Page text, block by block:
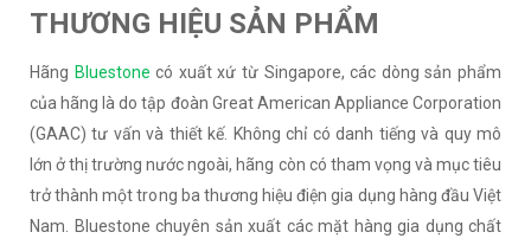
THƯƠNG HIỆU SẢN PHẨM
Hãng Bluestonecó xuất xứ từ Singapore, các dòng sản phẩm
của hãng là do tập đoàn Great American Appliance Corporation
(GAAC) tư vấn và thiết kế. Không chỉ có danh tiếng và quy mô
lớn ở thị trường nước ngoài, hãng còn có tham vọng và mục tiêu
trở thành một trong ba thương hiệu điện gia dụng hàng đầu Việt
Nam. Bluestone chuyên sản xuất các mặt hàng gia dụng chất